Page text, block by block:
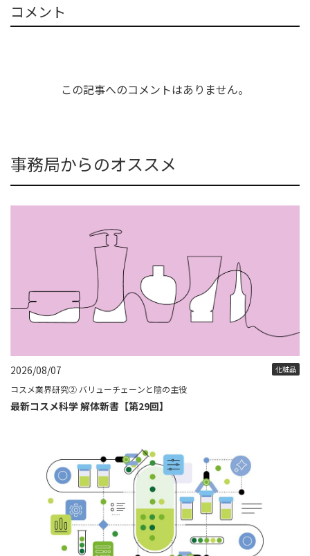
コメント
この記事へのコメントはありません。
事務局からのオススメ
2026/08/07 化粧品
コスメ業界研究② バリューチェーンと陰の主役
最新コスメ科学 解体新書【第29回】